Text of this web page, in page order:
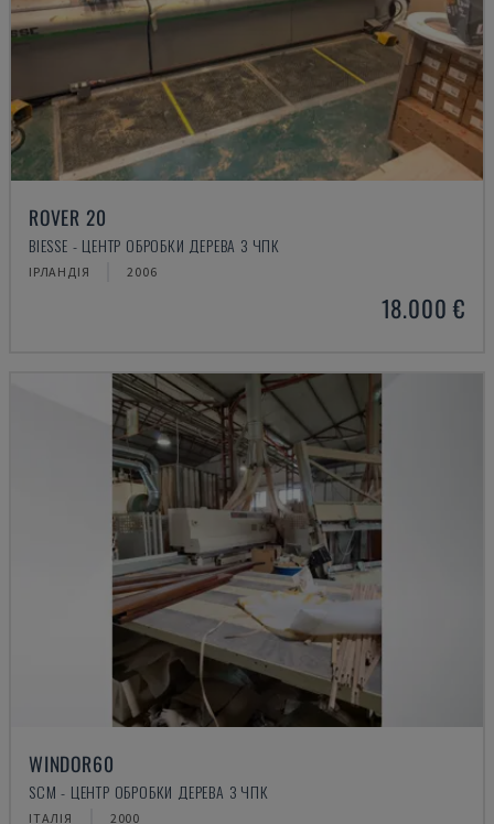
ROVER 20
BIESSE - ЦЕНТР ОБРОБКИ ДЕРЕВА З ЧПК
ІРЛАНДІЯ 2006
18.000 €
WINDOR60
SCM - ЦЕНТР ОБРОБКИ ДЕРЕВА З ЧПК
ІТАЛІЯ 2000